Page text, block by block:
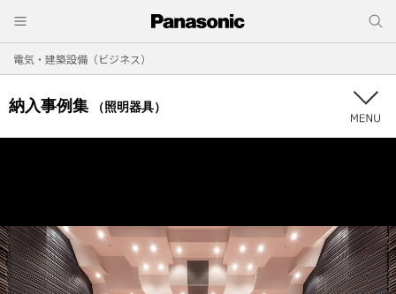
電気・建築設備（ビジネス）
納入事例集 （照明器具）